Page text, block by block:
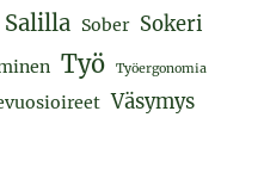
Salilla Sober Sokeri
Työ Työergonomia
Väsymys